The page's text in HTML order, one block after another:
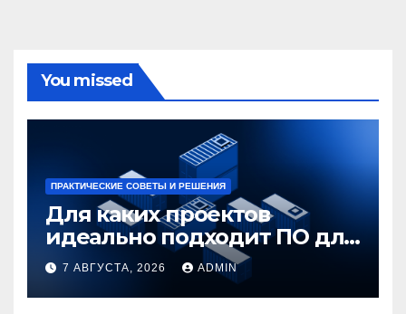
You missed
ПРАКТИЧЕСКИЕ СОВЕТЫ И РЕШЕНИЯ
Для каких проектов
идеально подходит ПО для
контейнеризации
приложений
7 АВГУСТА, 2026 ADMIN